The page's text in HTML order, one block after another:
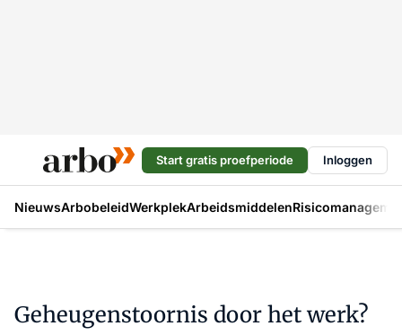
Start gratis proefperiode Inloggen
NieuwsArbobeleidWerkplekArbeidsmiddelen
Geheugenstoornis door het werk?